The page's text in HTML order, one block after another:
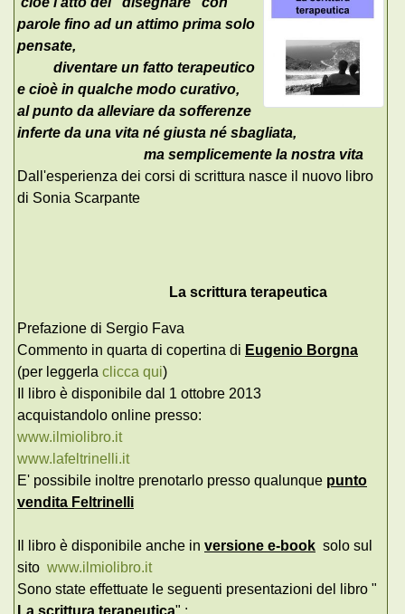
parole fino ad un attimo prima solo
pensate,
diventare un fatto terapeutico
e cioè in qualche modo curativo,
al punto da alleviare da sofferenze
inferte da una vita né giusta né sbagliata,
ma semplicemente la nostra vita
Dall'esperienza dei corsi di scrittura nasce il nuovo libro
di Sonia Scarpante
La scrittura terapeutica
Prefazione di Sergio Fava
Commento in quarta di copertina di Eugenio Borgna
(per leggerla clicca qui)
Il libro è disponibile dal 1 ottobre 2013
acquistandolo online presso:
www.ilmiolibro.it
www.lafeltrinelli.it
E' possibile inoltre prenotarlo presso qualunque punto
vendita Feltrinelli
Il libro è disponibile anche in versione e-book solo sul
sito www.ilmiolibro.it
Sono state effettuate le seguenti presentazioni del libro "
La scrittura terapeutica" :